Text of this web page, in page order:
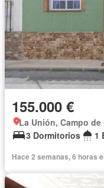
155.000 €
La Unión, Campo
3 Dormitorios
1
Hace 2 semanas, 6 horas